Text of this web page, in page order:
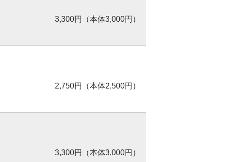
3,300円（本体3,000円）
2,750円（本体2,500円）
3,300円（本体3,000円）